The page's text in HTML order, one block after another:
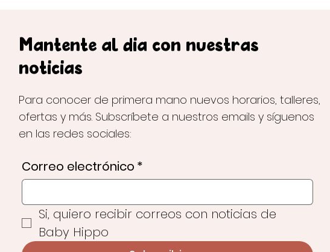
Mantente al día con nuestras
noticias
Para conocer de primera mano nuevos horarios, talleres,
ofertas y más. Subscríbete a nuestros emails y síguenos
en las redes sociales:
Correo electrónico *
Si, quiero recibir correos con noticias de
Baby Hippo